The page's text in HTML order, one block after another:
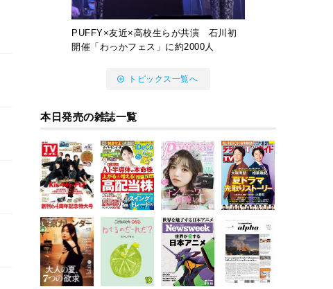
PUFFY×友近×高校生らが共演 石川初
開催「わっかフェス」に約2000人
トピックス一覧へ
本日発売の雑誌一覧